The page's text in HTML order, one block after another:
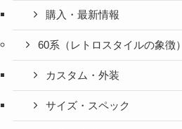
購入・最新情報
60系（レトロスタイルの象徴）
カスタム・外装
サイズ・スペック